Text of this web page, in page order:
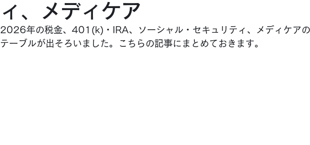
ィ、メディケア
2026年の税金、401(k)・IRA、ソーシャル・セキュリティ、メディケア
テーブルが出そろいました。こちらの記事にまとめておきます。